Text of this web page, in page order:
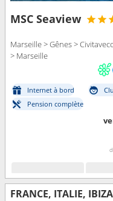
MSC Seaview
Marseille > Gênes >
> Marseille
Internet à bord
Pension complète
FRANCE, ITALIE,